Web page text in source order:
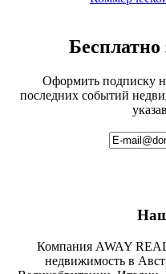
Оформить подписку
последних событий
Компания AWAY
недвижимость в